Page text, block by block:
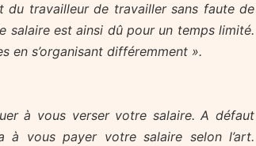
du travailleur de travailler sans faute de
salaire est ainsi dû pour un temps limité.
en s’organisant différemment ».
à vous verser votre salaire. A défaut
à vous payer votre salaire selon l’art.